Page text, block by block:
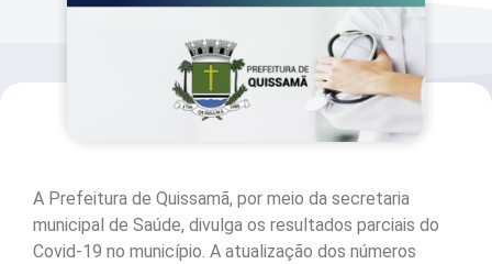
A Prefeitura de Quissamã, por meio da secretaria
municipal de Saúde, divulga os resultados parciais do
Covid-19 no município. A atualização dos números